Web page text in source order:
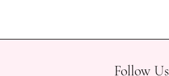
Follow Us